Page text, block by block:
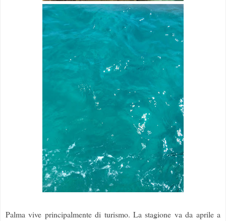
Palma vive principalmente di turismo. La stagione va da aprile a